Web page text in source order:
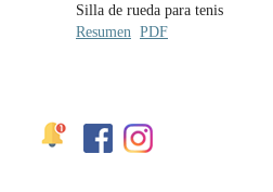
Silla de rueda para tenis
Resumen PDF